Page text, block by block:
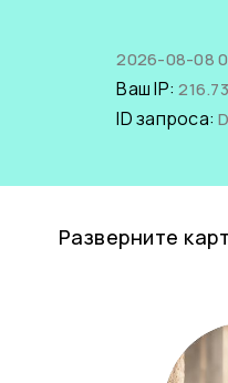
2026-08-08
Ваш IP:
ID запроса:
Разверните